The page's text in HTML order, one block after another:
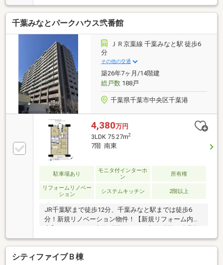
お買替え全てをサポート致します。■選ばれ続けて
「お客様の声」2000件以上突破！多くの信頼と感謝の
言葉を頂く、実績と信頼の東宝ハウス船橋にお任せく
ださい。■独自のFP相談【未来カレンダー】資金計画
の漠然とした不安を『見える化』して幸せな未来への
スタートを切りましょう。■業界初の無料アフターサ
ポート【TOHO HOUSE CLUB】ご購入後もお客様の
『住まい』と『暮らし』の安心・安全を無料で守りま
す。お気軽にお問合せ下さい！
千葉みなとパークハウス弐番館
ＪＲ京葉線 千葉みなと駅 徒歩6
分
その他の交通
築26年7ヶ月/14階建
総戸数188戸
千葉県千葉市中央区千葉港
4,380万円
3LDK 75.27m2
7階 南東
駐車場あり
モニタ付インターホ
ン
所有権
リフォームリノベー
ション
システムキッチン 2階以上
JR千葉駅まで徒歩12分、千葉みなと駅までは徒歩6
分！新規リノベーション物件！【新規リフォーム内
規交換・給湯器新規交換・システムキッチン新規交換
（浄水器・食器洗乾燥機付）・ユニットバス新規交換
（浴室換気乾燥機付）・独立洗面台新規交換・トイレ
シティファイブＢ棟